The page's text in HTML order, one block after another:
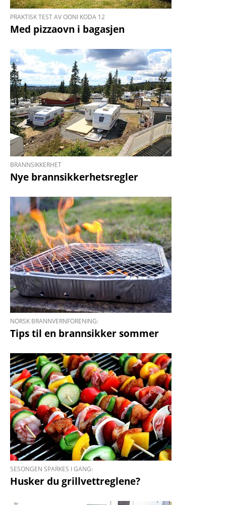
PRAKTISK TEST AV OONI KODA 12
Med pizzaovn i bagasjen
BRANNSIKKERHET
​​​​​​​Nye brannsikkerhetsregler
NORSK BRANNVERNFORENING:
Tips til en brannsikker sommer
SESONGEN SPARKES I GANG:
Husker du grillvettreglene?